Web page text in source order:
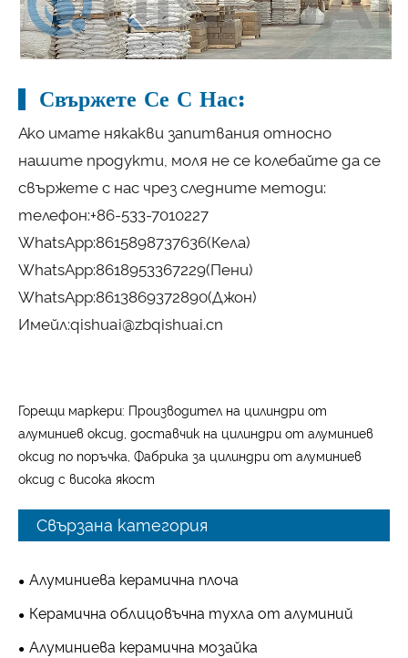
Свържете Се С Нас:
Ако имате някакви запитвания относно
нашите продукти, моля не се колебайте да се
свържете с нас чрез следните методи:
телефон:+86-533-7010227
WhatsApp:8615898737636(Кела)
WhatsApp:8618953367229(Пени)
WhatsApp:8613869372890(Джон)
Имейл:qishuai@zbqishuai.cn
Горещи маркери: Производител на цилиндри от
алуминиев оксид, доставчик на цилиндри от алуминиев
оксид по поръчка, Фабрика за цилиндри от алуминиев
оксид с висока якост
Свързана категория
Алуминиева керамична плоча
Керамична облицовъчна тухла от алуминий
Алуминиева керамична мозайка